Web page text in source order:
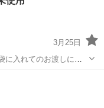
3月25日